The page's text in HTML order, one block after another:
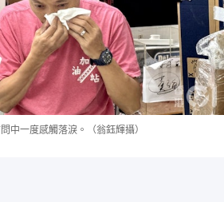
中一度感觸落淚。（翁鈺輝攝）